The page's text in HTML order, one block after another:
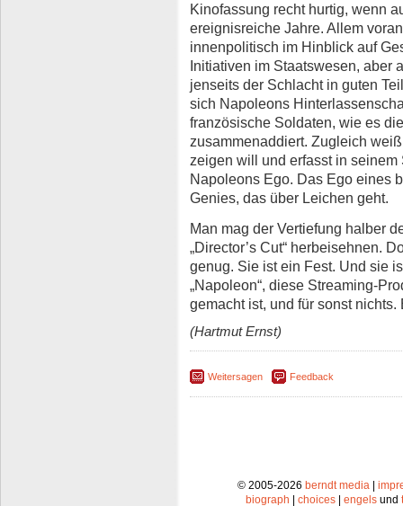
Kinofassung recht hurtig, wenn
ereignisreiche Jahre. Allem
innenpolitisch im Hinblick auf
Initiativen im Staatswesen, aber
jenseits der Schlacht in guten
sich Napoleons
französische Soldaten, wie es
zusammenaddiert. Zugleich
zeigen will und erfasst in
Napoleons Ego. Das Ego eines
Genies, das über Leichen geht.
Man mag der Vertiefung halber
„Director’s Cut“ herbeisehnen.
genug. Sie ist ein Fest. Und sie
„Napoleon“, diese Streaming-
gemacht ist, und für sonst
(Hartmut Ernst)
Weitersagen Feedback
© 2005-2026 berndt media |
biograph | choices | engels und